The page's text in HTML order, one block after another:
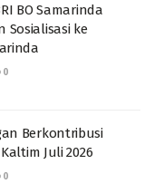
BO Samarinda
Sosialisasi ke
0
Berkontribusi
Juli 2026
0